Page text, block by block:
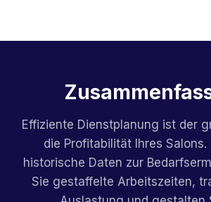
Effiziente Dienstplanung ist der
die Profitabilität Ihres Salons.
historische Daten zur
Sie gestaffelte Arbeitszeiten,